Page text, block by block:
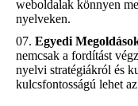
weboldalak könnyen
nyelveken.
Egyedi
nemcsak a fordítást
nyelvi stratégiákról és
kulcsfontosságú lehet